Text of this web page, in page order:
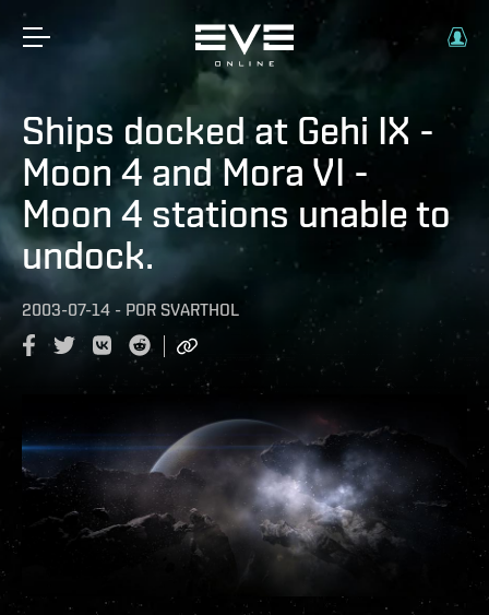
Ships docked at Gehi IX -
Moon 4 and Mora VI -
Moon 4 stations unable to
undock.
2003-07-14 - POR SVARTHOL